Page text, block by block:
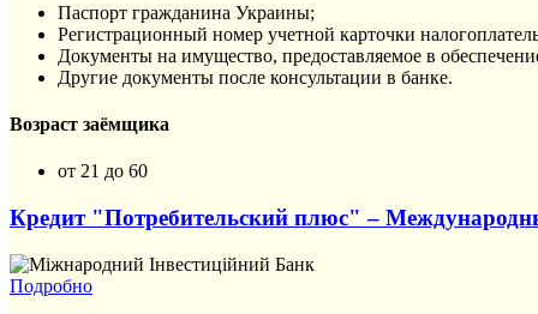
Паспорт гражданина Украины;
Регистрационный номер учетной карточки
Документы на имущество, предоставляемое в
Другие документы после консультации в банке.
Возраст заёмщика
от 21 до 60
Кредит "Потребительский плюс" –
Подробно